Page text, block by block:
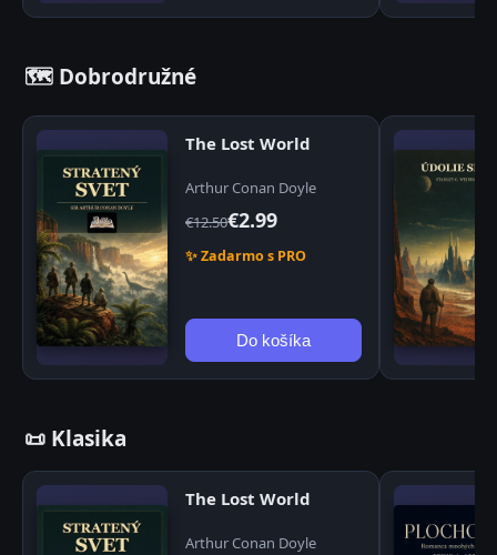
🗺️ Dobrodružné
The Lost World
Arthur Conan Doyle
€12.50€2.99
✨ Zadarmo s PRO
Do košíka
📜 Klasika
The Lost World
Arthur Conan Doyle